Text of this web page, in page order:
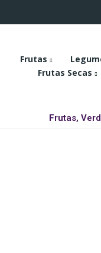
Frutas
Frutas Secas
Frutas,